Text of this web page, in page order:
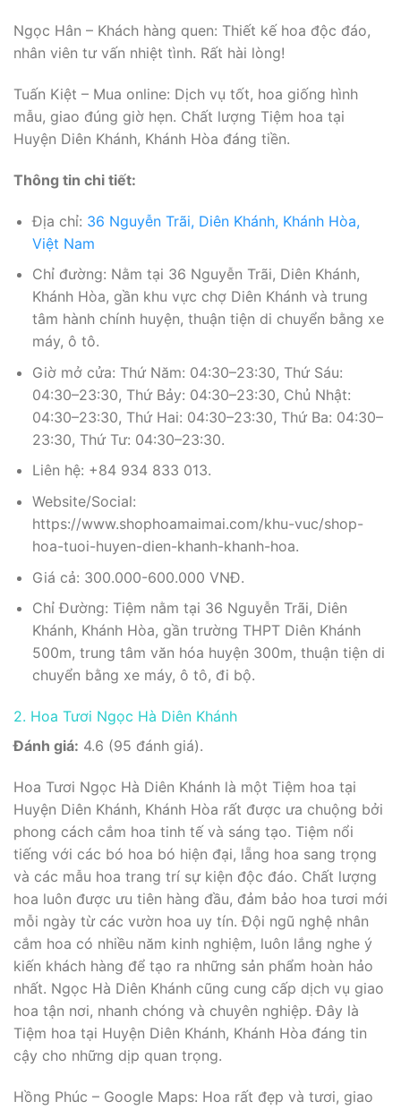
Ngọc Hân – Khách hàng quen: Thiết kế hoa độc đáo,
nhân viên tư vấn nhiệt tình. Rất hài lòng!
Tuấn Kiệt – Mua online: Dịch vụ tốt, hoa giống hình
mẫu, giao đúng giờ hẹn. Chất lượng Tiệm hoa tại
Huyện Diên Khánh, Khánh Hòa đáng tiền.
Thông tin chi tiết:
Địa chỉ: 36 Nguyễn Trãi, Diên Khánh, Khánh Hòa,
Việt Nam
Chỉ đường: Nằm tại 36 Nguyễn Trãi, Diên Khánh,
Khánh Hòa, gần khu vực chợ Diên Khánh và trung
tâm hành chính huyện, thuận tiện di chuyển bằng xe
máy, ô tô.
Giờ mở cửa: Thứ Năm: 04:30–23:30, Thứ Sáu:
04:30–23:30, Thứ Bảy: 04:30–23:30, Chủ Nhật:
04:30–23:30, Thứ Hai: 04:30–23:30, Thứ Ba: 04:30–
23:30, Thứ Tư: 04:30–23:30.
Liên hệ: +84 934 833 013.
Website/Social:
https://www.shophoamaimai.com/khu-vuc/shop-
hoa-tuoi-huyen-dien-khanh-khanh-hoa.
Giá cả: 300.000-600.000 VNĐ.
Chỉ Đường: Tiệm nằm tại 36 Nguyễn Trãi, Diên
Khánh, Khánh Hòa, gần trường THPT Diên Khánh
500m, trung tâm văn hóa huyện 300m, thuận tiện di
chuyển bằng xe máy, ô tô, đi bộ.
2. Hoa Tươi Ngọc Hà Diên Khánh
Đánh giá: 4.6 (95 đánh giá).
Hoa Tươi Ngọc Hà Diên Khánh là một Tiệm hoa tại
Huyện Diên Khánh, Khánh Hòa rất được ưa chuộng bởi
phong cách cắm hoa tinh tế và sáng tạo. Tiệm nổi
tiếng với các bó hoa bó hiện đại, lẵng hoa sang trọng
và các mẫu hoa trang trí sự kiện độc đáo. Chất lượng
hoa luôn được ưu tiên hàng đầu, đảm bảo hoa tươi mới
mỗi ngày từ các vườn hoa uy tín. Đội ngũ nghệ nhân
cắm hoa có nhiều năm kinh nghiệm, luôn lắng nghe ý
kiến khách hàng để tạo ra những sản phẩm hoàn hảo
nhất. Ngọc Hà Diên Khánh cũng cung cấp dịch vụ giao
hoa tận nơi, nhanh chóng và chuyên nghiệp. Đây là
Tiệm hoa tại Huyện Diên Khánh, Khánh Hòa đáng tin
cậy cho những dịp quan trọng.
Hồng Phúc – Google Maps: Hoa rất đẹp và tươi, giao